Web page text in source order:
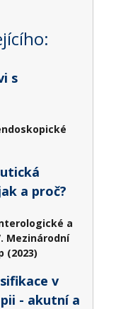
s
a proč?
a
Mezinárodní
(2023)
v
- akutní a